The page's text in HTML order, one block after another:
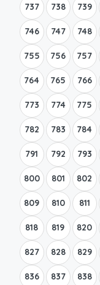
737 738 739
746 747 748
755 756 757
764 765 766
773 774 775
782 783 784
791 792 793
800 801 802
809 810 811
818 819 820
827 828 829
836 837 838